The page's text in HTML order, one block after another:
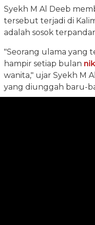
Syekh M Al Deeb
tersebut terjadi di
adalah sosok
"Seorang ulama yang
hampir setiap bulan
wanita," ujar Syekh M
yang diunggah baru-